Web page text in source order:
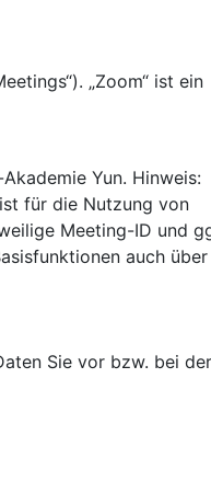
„Zoom“ ist ein
Yun. Hinweis:
für die Nutzung von
Meeting-ID und
auch über
Sie vor bzw. bei der